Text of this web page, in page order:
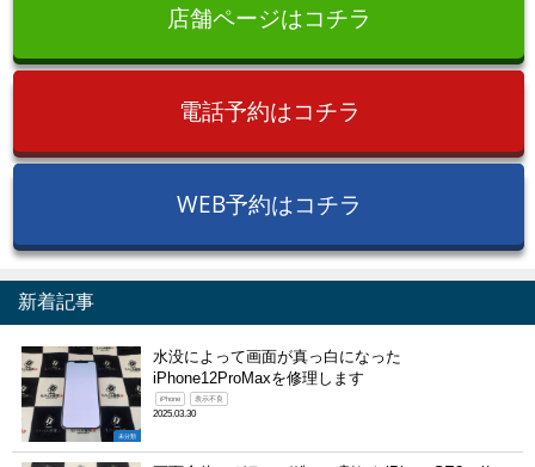
店舗ページはコチラ
電話予約はコチラ
WEB予約はコチラ
新着記事
未分類
水没によって画面が真っ白になった
iPhone12ProMaxを修理します
iPhone 表示不良
2025.03.30